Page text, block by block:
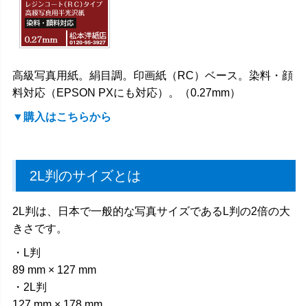
高級写真用紙。絹目調。印画紙（RC）ベース。染料・顔
料対応（EPSON PXにも対応）。（0.27mm）
▼購入はこちらから
2L判のサイズとは
2L判は、日本で一般的な写真サイズであるL判の2倍の大
きさです。
・L判
89 mm × 127 mm
・2L判